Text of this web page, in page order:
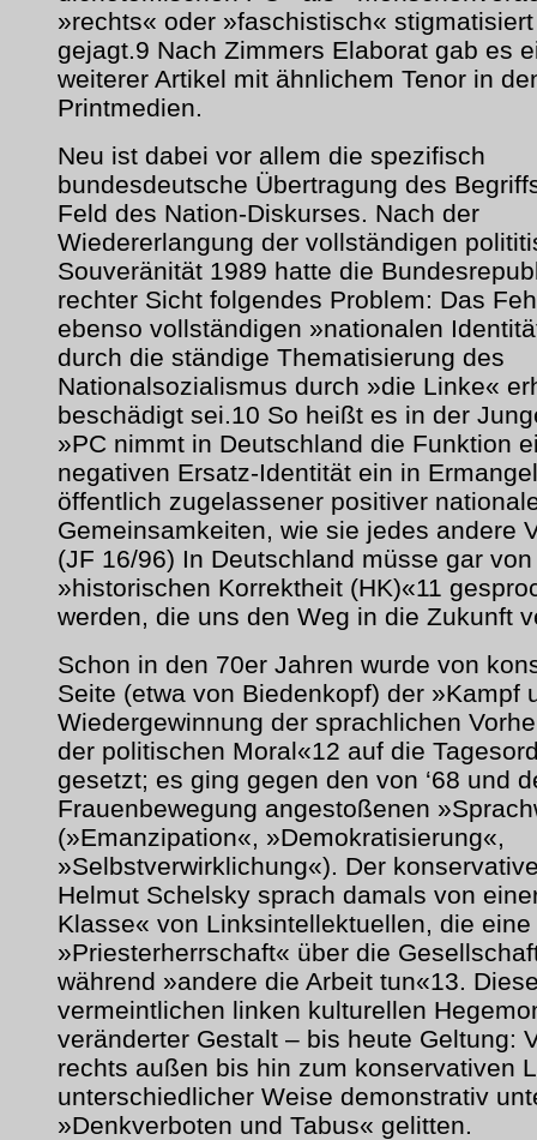
»rechts« oder »faschistisch«
gejagt.9 Nach Zimmers Elaborat gab es
weiterer Artikel mit ähnlichem Tenor in
Printmedien.
Neu ist dabei vor allem die spezifisch
bundesdeutsche Übertragung des
Feld des Nation-Diskurses. Nach der
Wiedererlangung der vollständigen
Souveränität 1989 hatte die
rechter Sicht folgendes Problem: Das
ebenso vollständigen »nationalen
durch die ständige Thematisierung des
Nationalsozialismus durch »die Linke«
beschädigt sei.10 So heißt es in der
»PC nimmt in Deutschland die Funktion
negativen Ersatz-Identität ein in
öffentlich zugelassener positiver
Gemeinsamkeiten, wie sie jedes andere
(JF 16/96) In Deutschland müsse gar
»historischen Korrektheit (HK)«11
werden, die uns den Weg in die Zukunft
Schon in den 70er Jahren wurde von
Seite (etwa von Biedenkopf) der »Kampf
Wiedergewinnung der sprachlichen
der politischen Moral«12 auf die
gesetzt; es ging gegen den von ‘68 und
Frauenbewegung angestoßenen
(»Emanzipation«, »Demokratisierung«,
»Selbstverwirklichung«). Der
Helmut Schelsky sprach damals von
Klasse« von Linksintellektuellen, die eine
»Priesterherrschaft« über die
während »andere die Arbeit tun«13.
vermeintlichen linken kulturellen
veränderter Gestalt – bis heute Geltung:
rechts außen bis hin zum konservativen
unterschiedlicher Weise demonstrativ
»Denkverboten und Tabus« gelitten.